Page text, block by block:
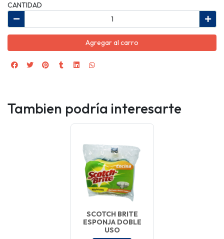
CANTIDAD
Agregar al carro
Tambien podría interesarte
SCOTCH BRITE
ESPONJA DOBLE
USO